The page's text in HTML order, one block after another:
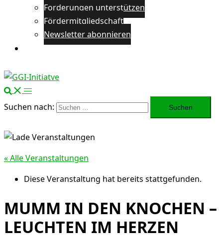
Forderungen unterstützen
Fördermitgliedschaft
Newsletter abonnieren
Öffentlichkeitsarbeit
Suchen nach:
« Alle Veranstaltungen
Diese Veranstaltung hat bereits stattgefunden.
MUMM IN DEN KNOCHEN –
LEUCHTEN IM HERZEN